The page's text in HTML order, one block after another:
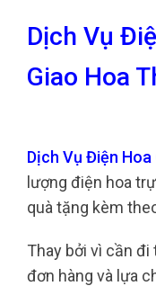
Dịch Vụ
Giao Hoa
Dịch Vụ Điện
lượng điện hoa
quà tặng kèm
Thay bởi vì cần
đơn hàng và lựa